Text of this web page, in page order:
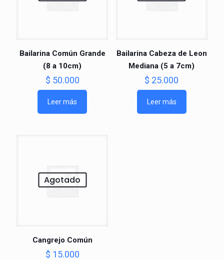
Bailarina Común Grande
(8 a 10cm)
$ 50.000
Leer más
Bailarina Cabeza de Leon
Mediana (5 a 7cm)
$ 25.000
Leer más
Agotado
Cangrejo Común
$ 15.000